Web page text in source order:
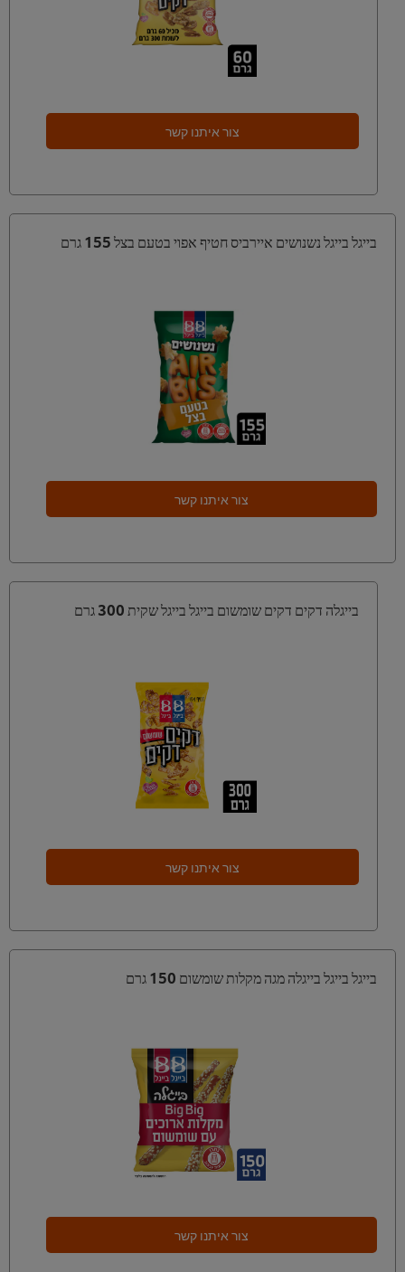
צור איתנו קשר
בייגל בייגל נשנושים איירביס חטיף אפוי בטעם בצל 155 גרם
צור איתנו קשר
בייגלה דקים דקים שומשום בייגל בייגל שקית 300 גרם
צור איתנו קשר
בייגל בייגל בייגלה מגה מקלות שומשום 150 גרם
צור איתנו קשר